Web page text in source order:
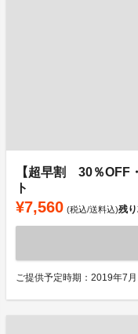
【超早割 30％OFF
ト
¥7,560 (税込/送料込)残り
ご提供予定時期：2019年7